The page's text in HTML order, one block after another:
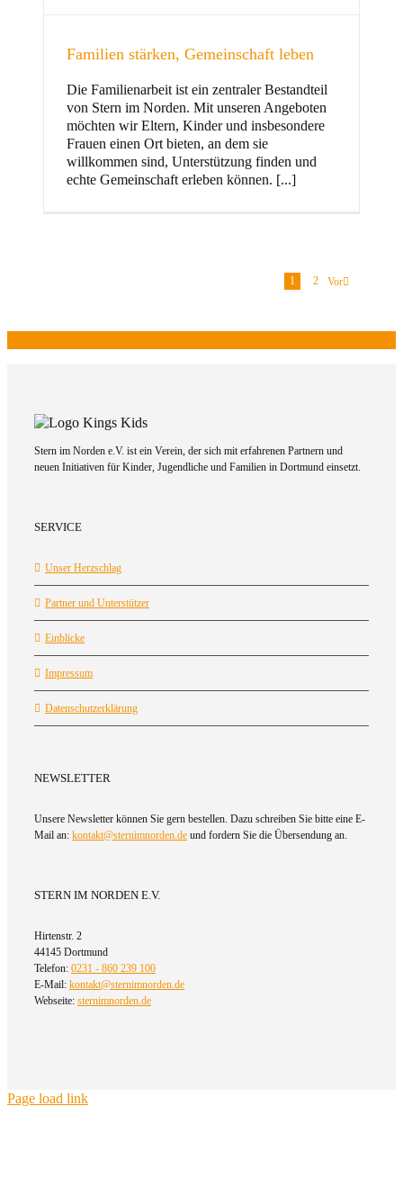
Familien stärken, Gemeinschaft leben
Die Familienarbeit ist ein zentraler Bestandteil
von Stern im Norden. Mit unseren Angeboten
möchten wir Eltern, Kinder und insbesondere
Frauen einen Ort bieten, an dem sie
willkommen sind, Unterstützung finden und
echte Gemeinschaft erleben können. [...]
1 2 Vor
Stern im Norden e.V. ist ein Verein, der sich mit erfahrenen Partnern und
neuen Initiativen für Kinder, Jugendliche und Familien in Dortmund einsetzt.
SERVICE
Unser Herzschlag
Partner und Unterstützer
Einblicke
Impressum
Datenschutzerklärung
NEWSLETTER
Unsere Newsletter können Sie gern bestellen. Dazu schreiben Sie bitte eine E-
Mail an: kontakt@sternimnorden.de und fordern Sie die Übersendung an.
STERN IM NORDEN E.V.
Hirtenstr. 2
44145 Dortmund
Telefon: 0231 - 860 239 100
E-Mail: kontakt@sternimnorden.de
Webseite: sternimnorden.de
Page load link